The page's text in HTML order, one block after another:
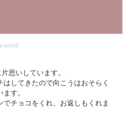
world)
思いしています。
してきたので向こうはおそらく
す。
チョコをくれ、お返しもくれま